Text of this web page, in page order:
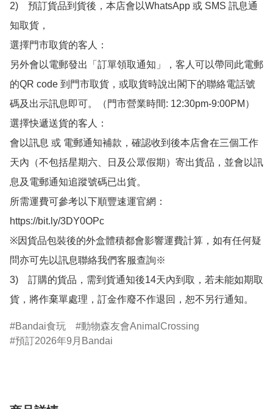
2)　預訂貨品到貨後，本店會以WhatsApp 或 SMS 訊息通
知取貨，
選擇門市取貨的客人：
另外會以電郵發出「訂單領取通知」，客人可以帶同此電郵
的QR code 到門市取貨，或取貨時說出閣下的聯絡電話號
碼及出示訊息即可。（門市營業時間: 12:30pm-9:00PM）
選擇快遞送貨的客人：
會以訊息 或 電郵通知補款，確認收到後本店會在三個工作
天內（不包括星期六、日及公眾假期）寄出貨品，並會以訊
息及電郵通知追蹤號碼已出貨。
所需運費可參考以下順豐速運官網：
https://bit.ly/3DY0OPc
※因貨品包裝後的外盒體積都會影響運費計算，如有任何疑
問亦可先以訊息聯絡我們客服查詢※
3)　訂購的貨品，需到貨通知後14天內到取，若未能如期取
貨，將作棄單處理，訂金作廢不作退回，恕不另行通知。
Bandai食玩
動物森友會AnimalCrossing
預訂2026年9月Bandai